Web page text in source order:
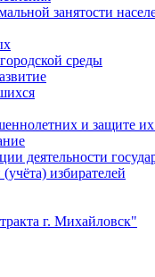
занятости
среды
и защите
деятельности
избирателей
г. Михайловск"